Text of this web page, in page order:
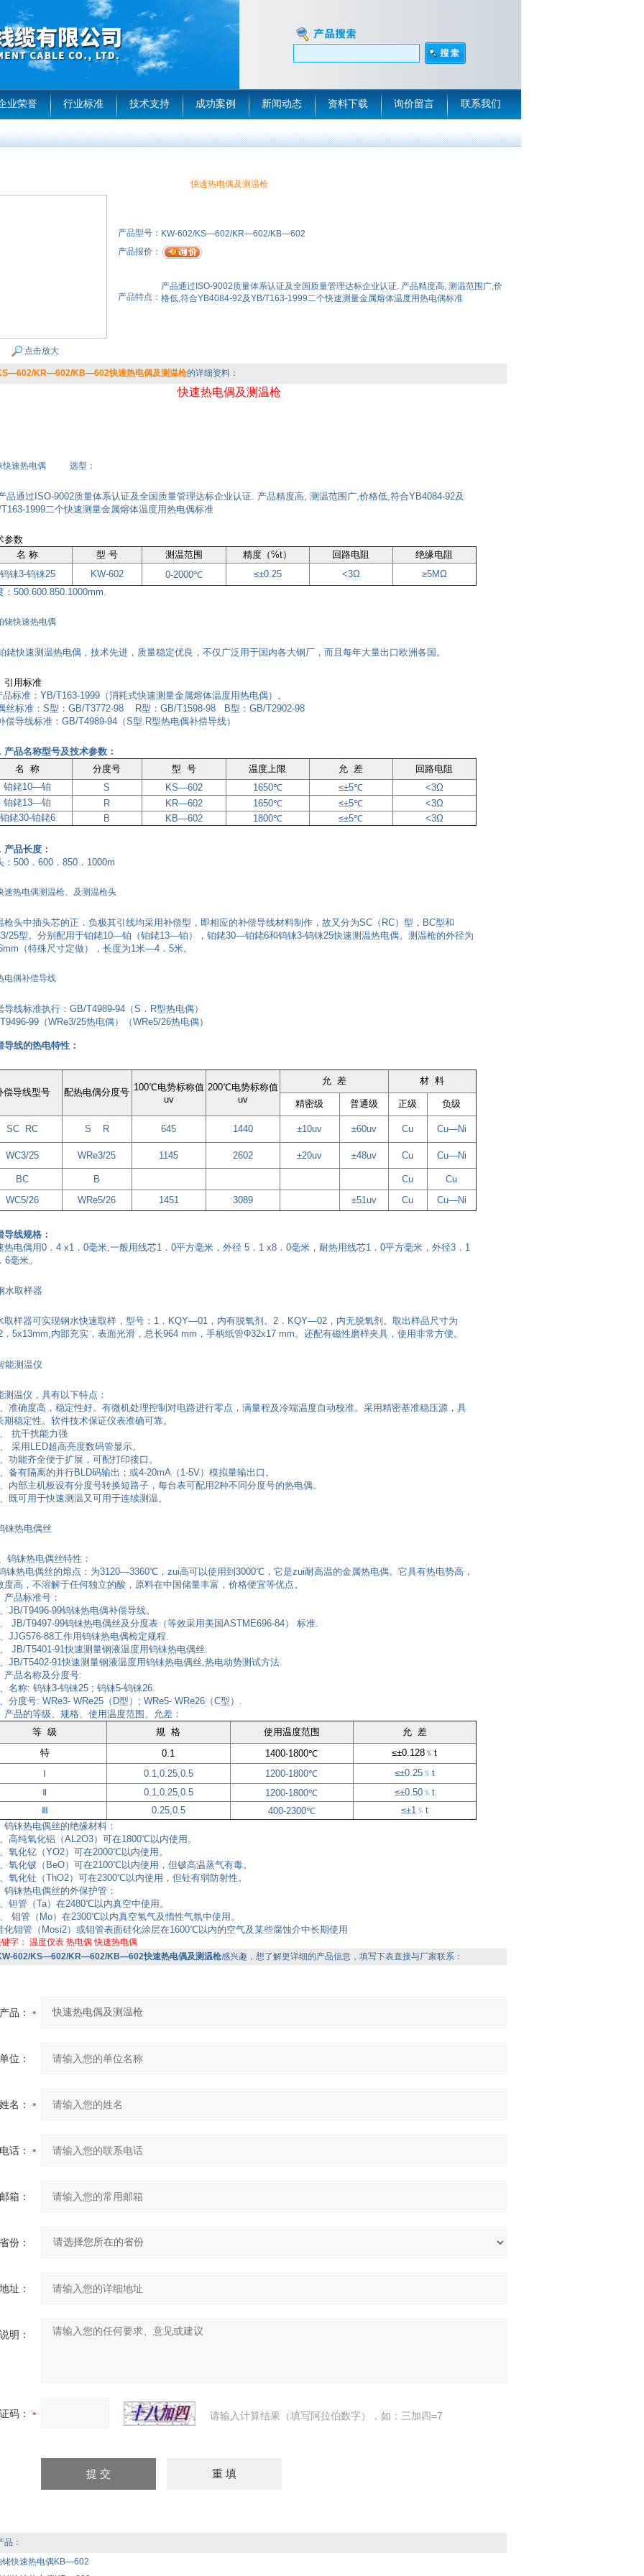
业荣誉 行业标准 技术支持 成功案例 新闻动态 资料下载 询价留言 联系我们
快速热电偶及测温枪
点击放大
产品型号： KW-602/KS—602/KR—602/KB—602
产品报价：
产品特点：
产品通过ISO-9002质量体系认证及全国质量管理达标企业认证. 产品精度高, 测温范围广,价
格低,符合YB4084-92及YB/T163-1999二个快速测量金属熔体温度用热电偶标准
KR—602/KB—602快速热电偶及测温枪的详细资料：
快速热电偶及测温枪
快速热电偶 选型：
通过ISO-9002质量体系认证及全国质量管理达标企业认证. 产品精度高, 测温范围广,价格低,符合YB4084-92及
1999二个快速测量金属熔体温度用热电偶标准
参数
名 称
型 号 测温范围 精度（℅t） 回路电阻
绝缘电阻
钨铼3-钨铼25
KW-602 0-2000℃ ≤±0.25 <3Ω ≥5MΩ
：500.600.850.1000mm.
铑快速热电偶
快速测温热电偶，技术先进，质量稳定优良，不仅广泛用于国内各大钢厂，而且每年大量出口欧洲各国。
引用标准
品标准：YB/T163-1999（消耗式快速测量金属熔体温度用热电偶）。
丝标准：S型：GB/T3772-98 R型：GB/T1598-98 B型：GB/T2902-98
偿导线标准：GB/T4989-94（S型.R型热电偶补偿导线）
产品名称型号及技术参数：
名 称
分度号 型 号 温度上限 允 差
回路电阻
铂銠10—铂
S KS—602 1650℃ ≤±5℃
<3Ω
铂銠13—铂 R KR—602 1650℃ ≤±5℃
<3Ω
铂銠30-铂銠6 B KB—602 1800℃ ≤±5℃ <3Ω
产品长度：
：500．600．850．1000m
速热电偶测温枪、及测温枪头
枪头中插头芯的正．负极其引线均采用补偿型，即相应的补偿导线材料制作，故又分为SC（RC）型，BC型和
25型。分别配用于铂銠10—铂（铂銠13—铂），铂銠30—铂銠6和钨铼3-钨铼25快速测温热电偶。测温枪的外径为
（特殊尺寸定做），长度为1米—4．5米。
电偶补偿导线
导线标准执行：GB/T4989-94（S．R型热电偶）
99（WRe3/25热电偶）（WRe5/26热电偶）
导线的热电特性：
偿导线型号 配热电偶分度号 100℃电势标称值
uv
200℃电势标称值
uv
允 差 材 料
精密级 普通级 正级 负级
SC RC S R 645 1440 ±10uv ±60uv Cu Cu—Ni
WC3/25 WRe3/25 1145 2602 ±20uv ±48uv Cu Cu—Ni
BC B Cu
Cu
WC5/26
WRe5/26 1451 3089 ±51uv Cu Cu—Ni
导线规格：
热电偶用0．4 x1．0毫米,一般用线芯1．0平方毫米，外径 5．1 x8．0毫米，耐热用线芯1．0平方毫米，外径3．1
6毫米。
水取样器
取样器可实现钢水快速取样，型号：1．KQY—01，内有脱氧剂。2．KQY—02，内无脱氧剂。取出样品尺寸为
5x13mm,内部充实，表面光滑，总长964 mm，手柄纸管Φ32x17 mm。还配有磁性磨样夹具，使用非常方便。
能测温仪
测温仪，具有以下特点：
准确度高，稳定性好。有微机处理控制对电路进行零点，满量程及冷端温度自动校准。采用精密基准稳压源，具
期稳定性。软件技术保证仪表准确可靠。
抗干扰能力强
采用LED超高亮度数码管显示。
功能齐全便于扩展，可配打印接口。
备有隔离的并行BLD码输出；或4-20mA（1-5V）模拟量输出口。
内部主机板设有分度号转换短路子，每台表可配用2种不同分度号的热电偶。
既可用于快速测温又可用于连续测温。
铼热电偶丝
钨铼热电偶丝特性：
热电偶丝的熔点：为3120—3360℃，zui高可以使用到3000℃，它是zui耐高温的金属热电偶。它具有热电势高，
度高，不溶解于任何独立的酸，原料在中国储量丰富，价格便宜等优点。
产品标准号：
JB/T9496-99钨铼热电偶补偿导线。
JB/T9497-99钨铼热电偶丝及分度表（等效采用美国ASTME696-84） 标准.
JJG576-88工作用钨铼热电偶检定规程.
JB/T5401-91快速测量钢液温度用钨铼热电偶丝.
JB/T5402-91快速测量钢液温度用钨铼热电偶丝,热电动势测试方法.
产品名称及分度号:
名称: 钨铼3-钨铼25 ; 钨铼5-钨铼26.
分度号: WRe3- WRe25（D型）; WRe5- WRe26（C型）.
产品的等级、规格、使用温度范围、允差：
等 级
规 格 使用温度范围
允 差
特
0.1 1400-1800℃
≤±0.128﹪t
Ⅰ
0.1,0.25,0.5 1200-1800℃
≤±0.25﹪t
Ⅱ
0.1,0.25,0.5 1200-1800℃
≤±0.50﹪t
Ⅲ
0.25,0.5 400-2300℃
≤±1﹪t
钨铼热电偶丝的绝缘材料：
高纯氧化铝（AL2O3）可在1800℃以内使用。
氧化钇（YO2）可在2000℃以内使用。
氧化铍（BeO）可在2100℃以内使用，但铍高温蒸气有毒。
氧化钍（ThO2）可在2300℃以内使用，但钍有弱防射性。
钨铼热电偶丝的外保护管：
钽管（Ta）在2480℃以内真空中使用。
钼管（Mo）在2300℃以内真空氢气及惰性气氛中使用。
化钼管（Mosi2）或钼管表面硅化涂层在1600℃以内的空气及某些腐蚀介中长期使用
字： 温度仪表 热电偶 快速热电偶
602/KS—602/KR—602/KB—602快速热电偶及测温枪感兴趣，想了解更详细的产品信息，填写下表直接与厂家联系：
产品：
位：
名：
话：
箱：
省份：
址：
明：
码： 请输入计算结果（填写阿拉伯数字），如：三加四=7
：
快速热电偶KB—602